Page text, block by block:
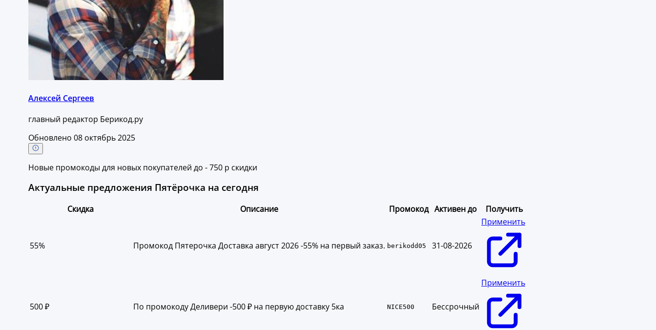
Алексей Сергеев
главный редактор Берикод.ру
Обновлено 08 октябрь 2025
Новые промокоды для новых покупателей до - 750 р скидки
Актуальные предложения Пятёрочка на сегодня
Скидка Описание Промокод Активен до Получить
55% Промокод Пятерочка Доставка август 2026 -55% на первый заказ. berikodd05 31-08-2026
Применить
500 ₽ По промокоду Деливери -500 ₽ на первую доставку 5ка NICE500 Бессрочный
Применить